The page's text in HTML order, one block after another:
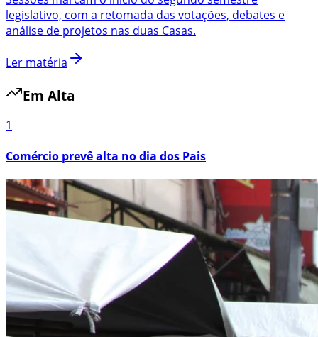
legislativo, com a retomada das votações, debates e
análise de projetos nas duas Casas.
Ler matéria
Em Alta
1
Comércio prevê alta no dia dos Pais